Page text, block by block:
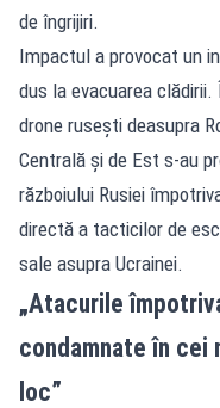
de îngrijiri.
Impactul a provocat un
dus la evacuarea
drone rusești deasupra
Centrală și de Est s-au
războiului Rusiei
directă a tacticilor de
sale asupra Ucrainei.
„Atacurile
condamnate în cei
loc”